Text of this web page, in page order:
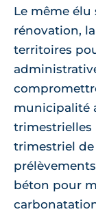
Le même
rénovation,
territoires
municipalité
trimestrielles
trimestriel de
béton pour